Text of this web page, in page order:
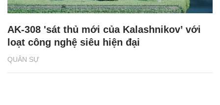
QUÂN SỰ
AK-308 'sát thủ mới của Kalashnikov’ với
loạt công nghệ siêu hiện đại